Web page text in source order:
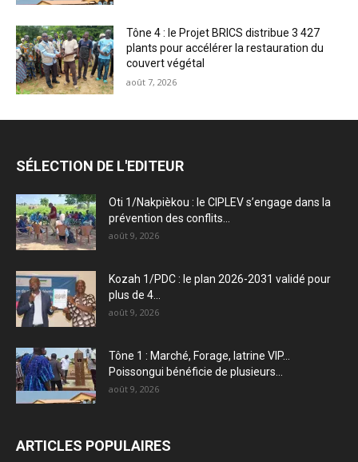
Tône 4 : le Projet BRICS distribue 3 427
plants pour accélérer la restauration du
couvert végétal
août 7, 2026
SÉLECTION DE L'EDITEUR
Oti 1/Nakpièkou : le CIPLEV s’engage dans la
prévention des conflits...
août 9, 2026
Kozah 1/PDC : le plan 2026-2031 validé pour
plus de 4...
août 9, 2026
Tône 1 : Marché, Forage, latrine VIP…
Poissongui bénéficie de plusieurs...
août 9, 2026
ARTICLES POPULAIRES